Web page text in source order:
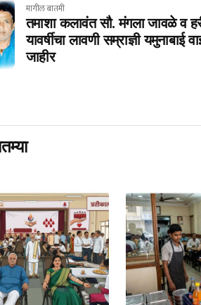
मागील बातमी
तमाशा कलावंत सौ. मंगला जावळे व
यावर्षीचा लावणी सम्राज्ञी यमुनाबाई
जाहीर